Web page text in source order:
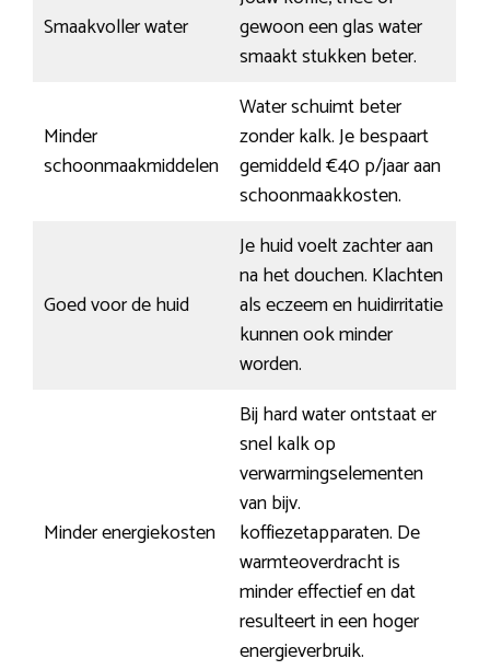
Smaakvoller water
gewoon een glas water
smaakt stukken beter.
Minder
schoonmaakmiddelen
Water schuimt beter
zonder kalk. Je bespaart
gemiddeld €40 p/jaar aan
schoonmaakkosten.
Goed voor de huid
Je huid voelt zachter aan
na het douchen. Klachten
als eczeem en huidirritatie
kunnen ook minder
worden.
Minder energiekosten
Bij hard water ontstaat er
snel kalk op
verwarmingselementen
van bijv.
koffiezetapparaten. De
warmteoverdracht is
minder effectief en dat
resulteert in een hoger
energieverbruik.